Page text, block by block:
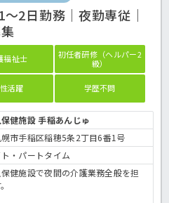
2日勤務｜夜勤専従｜
福祉士
初任者研修（ヘルパー2
級）
活躍 学歴不問
健施設 手稲あんじゅ
市手稲区稲穂5条2丁目6番1号
・パートタイム
健施設で夜間の介護業務全般を担